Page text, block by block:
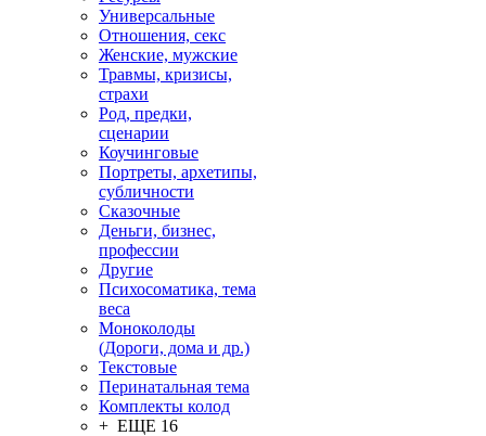
Универсальные
Отношения, секс
Женские, мужские
Травмы, кризисы,
страхи
Род, предки,
сценарии
Коучинговые
Портреты, архетипы,
субличности
Сказочные
Деньги, бизнес,
профессии
Другие
Психосоматика, тема
веса
Моноколоды
(Дороги, дома и др.)
Текстовые
Перинатальная тема
Комплекты колод
+ ЕЩЕ 16